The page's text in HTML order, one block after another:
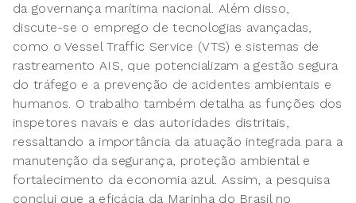
da governança marítima nacional. Além disso,
discute-se o emprego de tecnologias avançadas,
como o Vessel Traffic Service (VTS) e sistemas de
rastreamento AIS, que potencializam a gestão segura
do tráfego e a prevenção de acidentes ambientais e
humanos. O trabalho também detalha as funções dos
inspetores navais e das autoridades distritais,
ressaltando a importância da atuação integrada para a
manutenção da segurança, proteção ambiental e
fortalecimento da economia azul. Assim, a pesquisa
conclui que a eficácia da Marinha do Brasil no